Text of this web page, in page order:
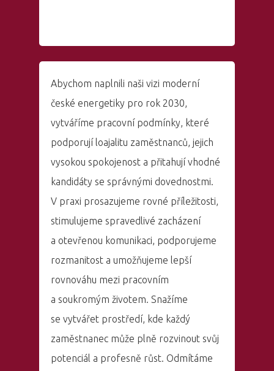
Abychom naplnili naši vizi moderní
české energetiky pro rok 2030,
vytváříme pracovní podmínky, které
podporují loajalitu zaměstnanců, jejich
vysokou spokojenost a přitahují vhodné
kandidáty se správnými dovednostmi.
V praxi prosazujeme rovné příležitosti,
stimulujeme spravedlivé zacházení
a otevřenou komunikaci, podporujeme
rozmanitost a umožňujeme lepší
rovnováhu mezi pracovním
a soukromým životem. Snažíme
se vytvářet prostředí, kde každý
zaměstnanec může plně rozvinout svůj
potenciál a profesně růst. Odmítáme